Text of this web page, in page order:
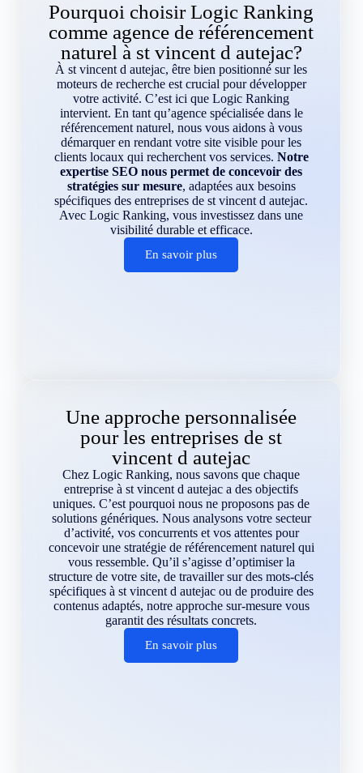
Pourquoi choisir Logic Ranking
comme agence de référencement
naturel à st vincent d autejac?
À st vincent d autejac, être bien positionné sur les
moteurs de recherche est crucial pour développer
votre activité. C’est ici que Logic Ranking
intervient. En tant qu’agence spécialisée dans le
référencement naturel, nous vous aidons à vous
démarquer en rendant votre site visible pour les
clients locaux qui recherchent vos services. Notre
expertise SEO nous permet de concevoir des
stratégies sur mesure, adaptées aux besoins
spécifiques des entreprises de st vincent d autejac.
Avec Logic Ranking, vous investissez dans une
visibilité durable et efficace.
En savoir plus
Une approche personnalisée
pour les entreprises de st
vincent d autejac
Chez Logic Ranking, nous savons que chaque
entreprise à st vincent d autejac a des objectifs
uniques. C’est pourquoi nous ne proposons pas de
solutions génériques. Nous analysons votre secteur
d’activité, vos concurrents et vos attentes pour
concevoir une stratégie de référencement naturel qui
vous ressemble. Qu’il s’agisse d’optimiser la
structure de votre site, de travailler sur des mots-clés
spécifiques à st vincent d autejac ou de produire des
contenus adaptés, notre approche sur-mesure vous
garantit des résultats concrets.
En savoir plus